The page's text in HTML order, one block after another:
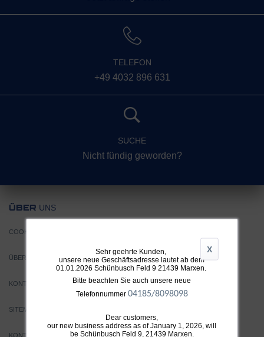
X
Sehr geehrte Kunden,
unsere neue Geschäftsadresse lautet ab dem
01.01.2026 Schünbusch Feld 9 21439 Marxen.
Bitte beachten Sie auch unsere neue
Telefonnummer 04185/8098098
Dear customers,
our new business address as of January 1, 2026, will
be Schünbusch Feld 9, 21439 Marxen.
TELEFON
+49 4032 896 631
SUCHE
Nicht fündig geworden?
ÜBER UNS
COOKIE EINSTELLUNGEN
ÜBER TTH
KONTAKT
SITEMAP
KONTAKT